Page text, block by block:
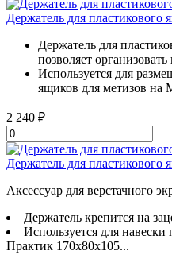
Держатель для пластикового
Держатель для
позволяет
Используется для
ящиков для метизов на
2 240 ₽
Держатель для пластикового
Аксессуар для верстачного
Держатель крепится на
Используется для
Практик 170x80x105...